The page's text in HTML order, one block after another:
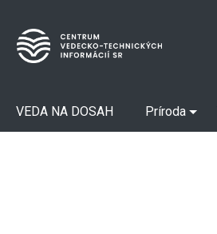
VEDA NA DOSAH Príroda